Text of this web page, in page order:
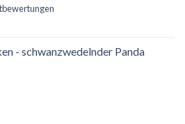
- schwanzwedelnder Panda